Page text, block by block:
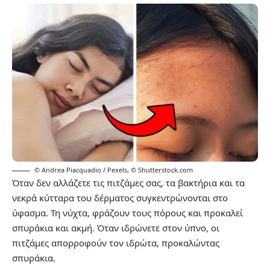
© Andrea Piacquadio / Pexels, © Shutterstock.com
Όταν δεν αλλάζετε τις πιτζάμες σας, τα βακτήρια και τα
νεκρά κύτταρα του δέρματος συγκεντρώνονται στο
ύφασμα. Τη νύχτα, φράζουν τους πόρους και προκαλεί
σπυράκια και ακμή. Όταν ιδρώνετε στον ύπνο, οι
πιτζάμες απορροφούν τον ιδρώτα, προκαλώντας
σπυράκια.